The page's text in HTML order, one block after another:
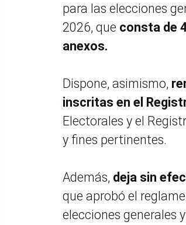
para las elecciones
2026, que consta de
anexos.
Dispone, asimismo,
inscritas en el
Electorales y el
y fines pertinentes.
Además, deja sin
que aprobó el
elecciones generales